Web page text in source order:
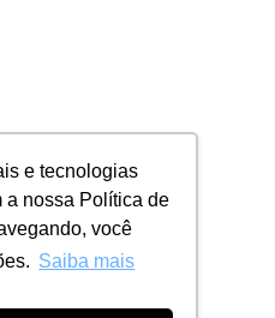
e tecnologias
a nossa Política de
você
Saiba mais